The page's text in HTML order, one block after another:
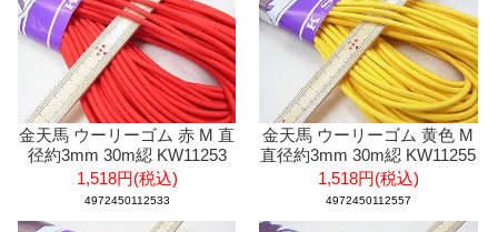
金天馬 ウーリーゴム 赤 M 直
径約3mm 30m綛 KW11253
1,518円(税込)
4972450112533
金天馬 ウーリーゴム 黄色 M
直径約3mm 30m綛 KW11255
1,518円(税込)
4972450112557